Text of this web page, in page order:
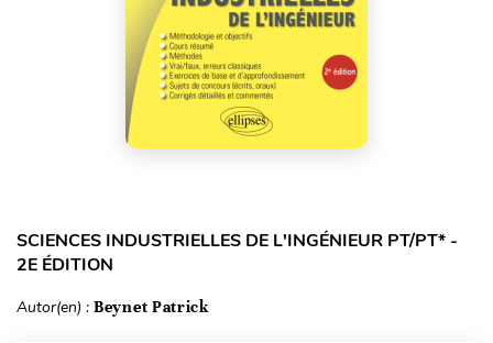
SCIENCES INDUSTRIELLES DE L'INGÉNIEUR PT/PT* -
2E ÉDITION
Autor(en) : Beynet Patrick